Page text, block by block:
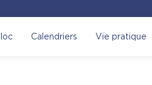
Calendriers Vie pratique